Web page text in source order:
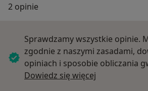
2 opinie
Sprawdzamy wszystkie opinie.
zgodnie z naszymi zasadami,
opiniach i sposobie obliczania
Dowiedz się więcej